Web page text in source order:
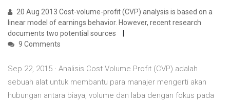
20 Aug 2013 Cost-volume-profit (CVP) analysis is based on a
linear model of earnings behavior. However, recent research
documents two potential sources
9 Comments
Sep 22, 2015 · Analisis Cost Volume Profit (CVP) adalah
sebuah alat untuk membantu para manajer mengerti akan
hubungan antara biaya, volume dan laba dengan fokus pada